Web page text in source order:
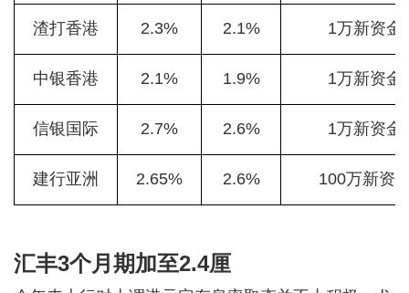
渣打香港 2.3% 2.1% 1万新资金
中银香港 2.1% 1.9% 1万新资金
信银国际 2.7% 2.6% 1万新资金
建行亚洲 2.65% 2.6% 100万新资
汇丰3个月期加至2.4厘